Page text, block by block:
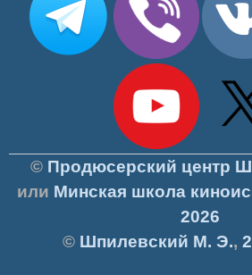
© Продюсерский центр
или Минская школа
2026
© Шпилевский М. Э.,